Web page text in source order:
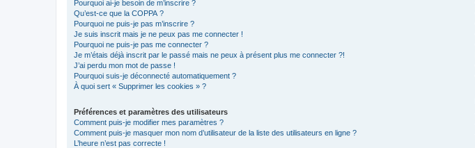
Pourquoi ai-je besoin de m’inscrire ?
Qu’est-ce que la COPPA ?
Pourquoi ne puis-je pas m’inscrire ?
Je suis inscrit mais je ne peux pas me connecter !
Pourquoi ne puis-je pas me connecter ?
Je m’étais déjà inscrit par le passé mais ne peux à présent plus me connecter ?!
J’ai perdu mon mot de passe !
Pourquoi suis-je déconnecté automatiquement ?
À quoi sert « Supprimer les cookies » ?
Préférences et paramètres des utilisateurs
Comment puis-je modifier mes paramètres ?
Comment puis-je masquer mon nom d’utilisateur de la liste des utilisateurs en ligne ?
L’heure n’est pas correcte !